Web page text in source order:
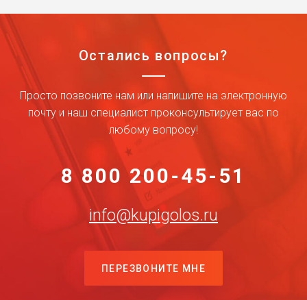
Остались вопросы?
Просто позвоните нам или напишите на электронную
почту и наш специалист проконсультирует вас по
любому вопросу!
8 800 200-45-51
info@kupigolos.ru
ПЕРЕЗВОНИТЕ МНЕ